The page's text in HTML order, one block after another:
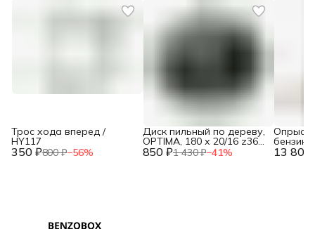
350 ₽800 ₽−56%
Трос хода вперед /
HY117
850 ₽1 430 ₽−41%
Диск пильный по дереву,
OPTIMA, 180 х 20/16 z36
T2,4 / METALLICA 902608 13 800
43 /